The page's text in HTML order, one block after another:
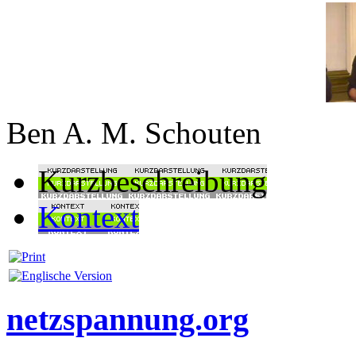
Ben A. M. Schouten
Kurzbeschreibung
Kontext
netzspannung.org